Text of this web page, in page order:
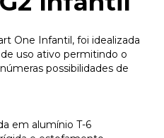
One Infantil, foi idealizada
uso ativo permitindo o
possibilidades de
em alumínio T-6